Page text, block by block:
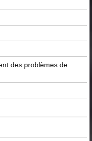
des problèmes de